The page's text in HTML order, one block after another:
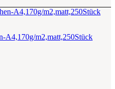
A4,170g/m2,matt,250Stück